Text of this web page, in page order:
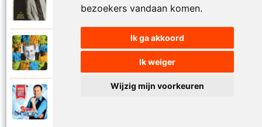
bezoekers vandaan komen.
Ik ga akkoord
Ik weiger
Wijzig mijn voorkeuren
Jij loopt voorbij
Yves Segers